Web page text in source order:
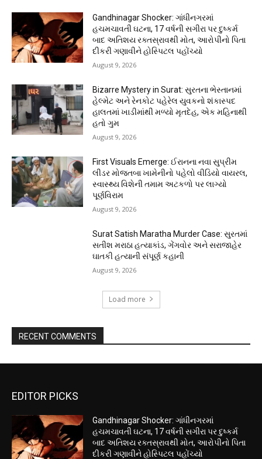
Gandhinagar Shocker: ગાંધીનગરમાં
હચમચાવતી ઘટના, 17 વર્ષની સગીરા પર દુષ્કર્મ
બાદ અતિશય રક્તસ્રાવથી મોત, આરોપીનો પિતા
દીકરી ગણાવીને હોસ્પિટલ પહોંચ્યો
August 9, 2026
Bizarre Mystery in Surat: સુરતના ભેસ્તાનમાં
હેલ્મેટ અને રેનકોટ પહેરેલ યુવકનો શંકાસ્પદ
હાલતમાં ખાડીમાંથી મળ્યો મૃતદેહ, એક મહિનાથી
હતો ગુમ
August 9, 2026
First Visuals Emerge: ઈરાનના નવા સુપ્રીમ
લીડર મોજતબા ખામેનીનો પહેલો વીડિયો વાયરલ,
સ્વાસ્થ્ય વિશેની તમામ અટકળો પર લાગ્યો
પૂર્ણવિરામ
August 9, 2026
Surat Satish Maratha Murder Case: સુરતમાં
સતીશ મરાઠા હત્યાકાંડ, ગેંગવોર અને સરાજાહેર
ઘાતકી હત્યાની સંપૂર્ણ કહાની
August 9, 2026
Load more
RECENT COMMENTS
EDITOR PICKS
Gandhinagar Shocker: ગાંધીનગરમાં
હચમચાવતી ઘટના, 17 વર્ષની સગીરા પર દુષ્કર્મ
બાદ અતિશય રક્તસ્રાવથી મોત, આરોપીનો પિતા
દીકરી ગણાવીને હોસ્પિટલ પહોંચ્યો